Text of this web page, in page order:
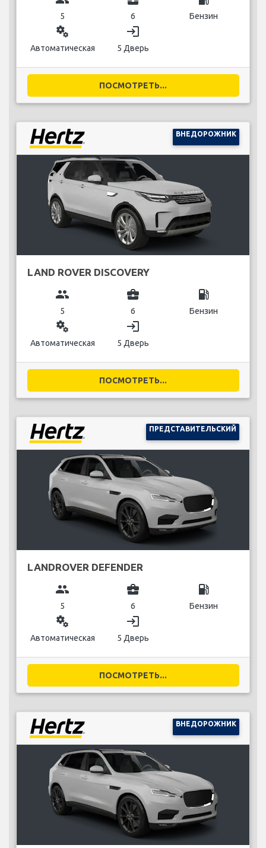
5 6 Бензин
miscellaneous_services
Автоматическая
login
5 Дверь
ПОСМОТРЕТЬ...
ВНЕДОРОЖНИК
LAND ROVER DISCOVERY
group
5
business_center
6
local_gas_station
Бензин
miscellaneous_services
Автоматическая
login
5 Дверь
ПОСМОТРЕТЬ...
ПРЕДСТАВИТЕЛЬСКИЙ
LANDROVER DEFENDER
group
5
business_center
6
local_gas_station
Бензин
miscellaneous_services
Автоматическая
login
5 Дверь
ПОСМОТРЕТЬ...
ВНЕДОРОЖНИК